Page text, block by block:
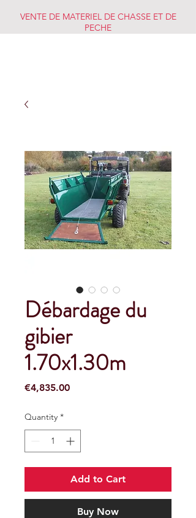
VENTE DE MATERIEL DE CHASSE ET DE
PECHE
Débardage du
gibier
1.70x1.30m
€4,835.00Price
Quantity *
Add to Cart
Buy Now